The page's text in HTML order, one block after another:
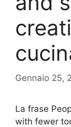
Gennaio 25,
La frase
with fewer